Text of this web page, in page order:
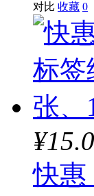
对比 收藏 0
¥15.0
快惠